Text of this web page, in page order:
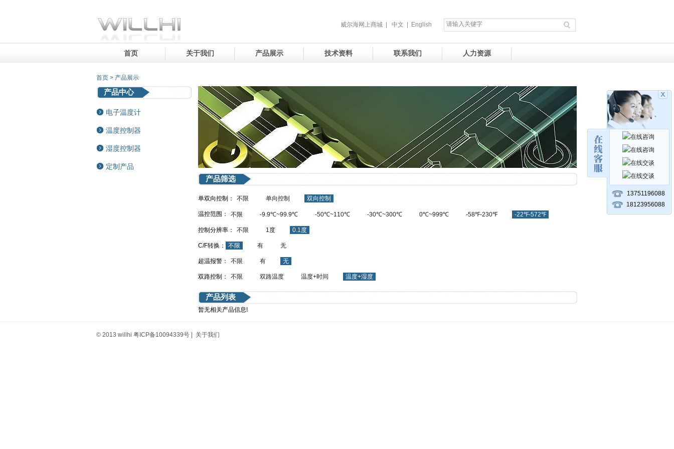
威尔海网上商城 中文 English
首页 关于我们 产品展示 技术资料 联系我们 人力资源
首页 > 产品展示
产品中心
电子温度计
温度控制器
湿度控制器
定制产品
产品筛选
单双向控制： 不限 单向控制 双向控制
温控范围： 不限 -9.9℃~99.9℃ -50℃~110℃ -30℃~300℃ 0℃~999℃ -58℉-230℉ -22℉-572℉
控制分辨率： 不限 1度 0.1度
C/F转换： 不限 有 无
超温报警： 不限 有 无
双路控制： 不限 双路温度 温度+时间 温度+湿度
产品列表
暂无相关产品信息!
© 2013 willhi 粤ICP备10094339号 关于我们
13751196088
18123956088